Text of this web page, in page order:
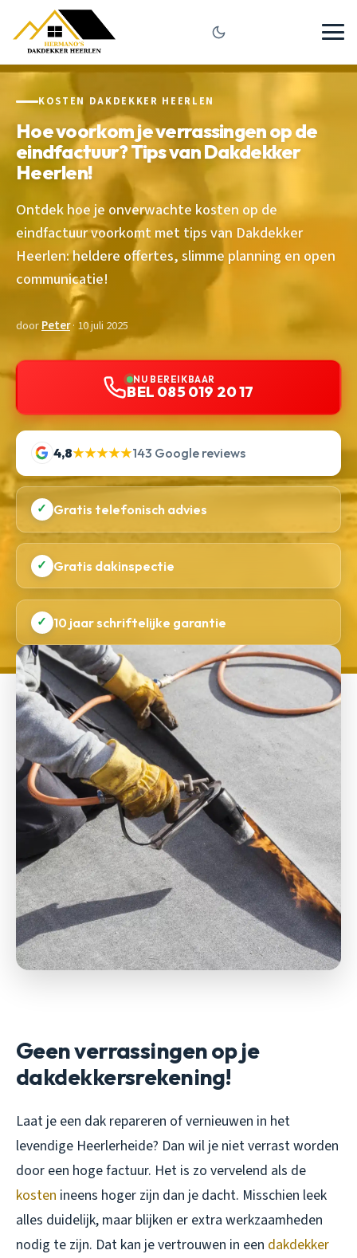
KOSTEN DAKDEKKER HEERLEN
Hoe voorkom je verrassingen op de
eindfactuur? Tips van Dakdekker
Heerlen!
Ontdek hoe je onverwachte kosten op de
eindfactuur voorkomt met tips van Dakdekker
Heerlen: heldere offertes, slimme planning en open
communicatie!
doorPeter· 10 juli 2025
NU BEREIKBAAR
BEL 085 019 20 17
4,8★★★★★143 Google reviews
✓ Gratis telefonisch advies
✓ Gratis dakinspectie
✓ 10 jaar schriftelijke garantie
Geen verrassingen op je
dakdekkersrekening!
Laat je een dak repareren of vernieuwen in het
levendige Heerlerheide? Dan wil je niet verrast worden
door een hoge factuur. Het is zo vervelend als de
kosten ineens hoger zijn dan je dacht. Misschien leek
alles duidelijk, maar blijken er extra werkzaamheden
nodig te zijn. Dat kan je vertrouwen in een dakdekker